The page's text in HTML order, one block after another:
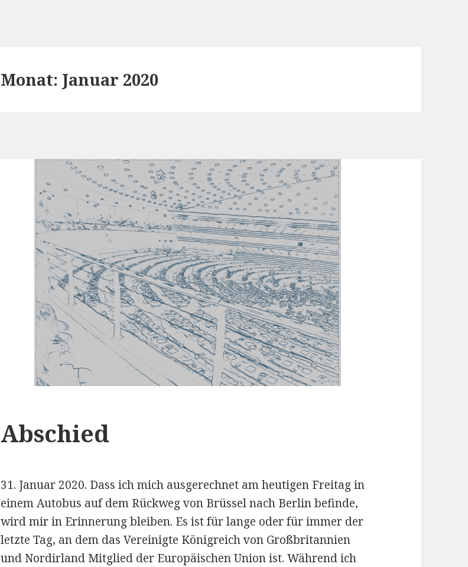
Monat: Januar 2020
Abschied
31. Januar 2020. Dass ich mich ausgerechnet am heutigen Freitag in
einem Autobus auf dem Rückweg von Brüssel nach Berlin befinde,
wird mir in Erinnerung bleiben. Es ist für lange oder für immer der
letzte Tag, an dem das Vereinigte Königreich von Großbritannien
und Nordirland Mitglied der Europäischen Union ist. Während ich